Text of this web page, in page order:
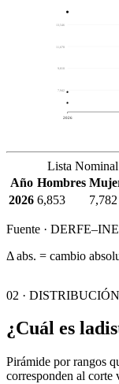
7,942
9,810
11,678
13,546
2026
Lista Nominal
Año Hombres
2026 6,853 7,782
Fuente ·
Δ abs. = cambio
02 ·
¿Cuál es la
Pirámide por rangos
corresponden al corte